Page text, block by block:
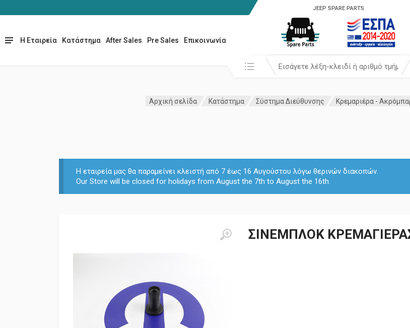
Η Εταιρεία Κατάστημα After Sales Pre Sales Επικοινωνία
JEEP SPARE PARTS
Αναζήτησή σε:
Αρχική σελίδα Κατάστημα Σύστημα Διεύθυνσης Κρεμαριέρα -
Η εταιρεία μας θα παραμείνει κλειστή από 7 έως 16 Αυγούστου λόγω θερινών διακοπών.
Our Store will be closed for holidays from August the 7th to August the 16th.
ΣΙΝΕΜΠΛΟΚ